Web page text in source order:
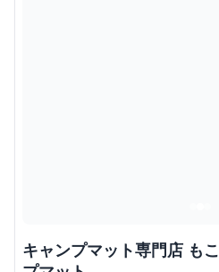
キャンプマット専門店 も